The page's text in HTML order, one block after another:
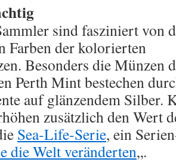
sind fasziniert von
Farben der kolorierten
Besonders die Münzen
Perth Mint bestechen
auf glänzendem Silber.
zusätzlich den Wert
Sea-Life-Serie, ein
die Welt veränderten„.